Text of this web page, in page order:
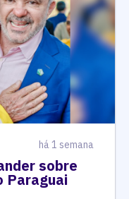
há 1 semana
sobre
Paraguai